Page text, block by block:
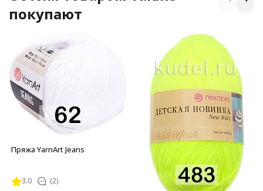
покупают
Пряжа YarnArt Jeans
3.0 (2)